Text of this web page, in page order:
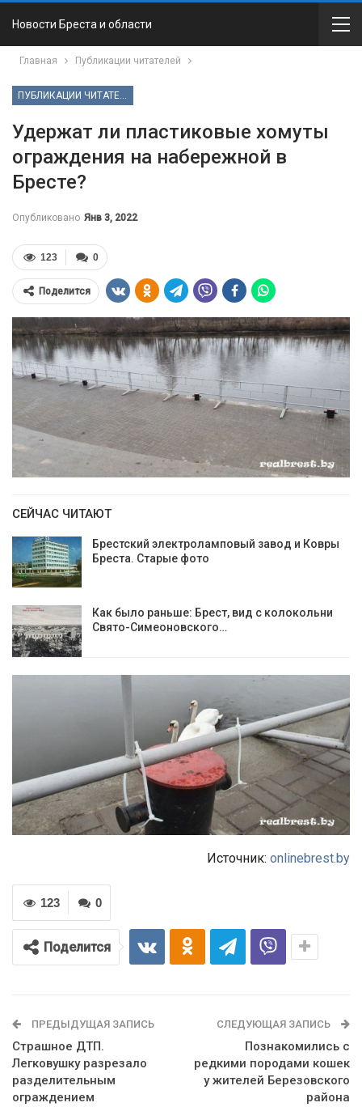
Новости Бреста и области
Главная Публикации читателей
ПУБЛИКАЦИИ ЧИТАТЕЛЕЙ
Удержат ли пластиковые хомуты
ограждения на набережной в
Бресте?
Опубликовано Янв 3, 2022
0
123
Поделится
СЕЙЧАС ЧИТАЮТ
Брестский электроламповый завод и Ковры
Бреста. Старые фото
Как было раньше: Брест, вид с колокольни
Cвято-Симеоновского…
Источник: onlinebrest.by
0
123
Поделится
ПРЕДЫДУЩАЯ ЗАПИСЬ
Страшное ДТП.
Легковушку разрезало
разделительным
ограждением
СЛЕДУЮЩАЯ ЗАПИСЬ
Познакомились с
редкими породами кошек
у жителей Березовского
района